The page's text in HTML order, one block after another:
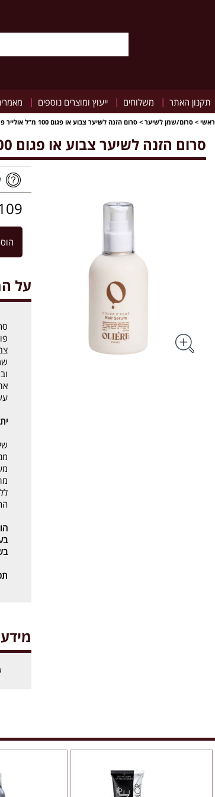
תקנון האתר | משלוחים | ייעוץ ומוצרים נוספים |
ראשי > סרום/שמן לשיער > סרום הזנה לשיער צבוע או פגום 100 מ”ל אולייר פריז | OLIERE
סרום הזנה לשיער צבוע או פגום 100 מ”ל אולייר פריז | OLIERE
₪
על